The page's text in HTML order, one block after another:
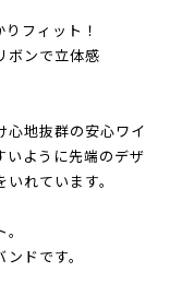
フィット！
ボンで立体感
心地抜群の安心ワイ
いように先端のデザ
れています。
ドです。